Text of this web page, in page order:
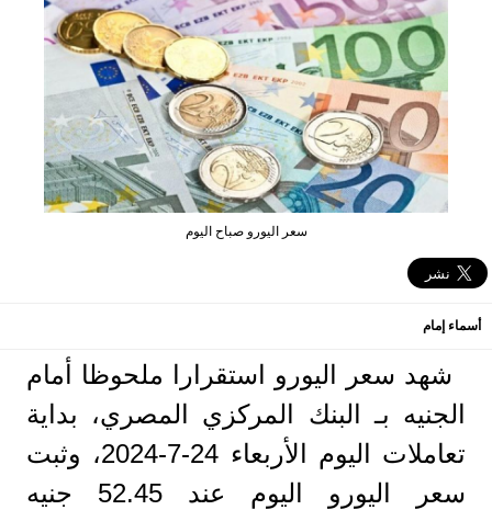
سعر اليورو صباح اليوم
أسماء إمام
شهد سعر اليورو استقرارا ملحوظا أمام
الجنيه بـ البنك المركزي المصري، بداية
تعاملات اليوم الأربعاء 24-7-2024، وثبت
سعر اليورو اليوم عند 52.45 جنيه